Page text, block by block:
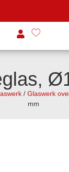
/ Glaswerk
mm